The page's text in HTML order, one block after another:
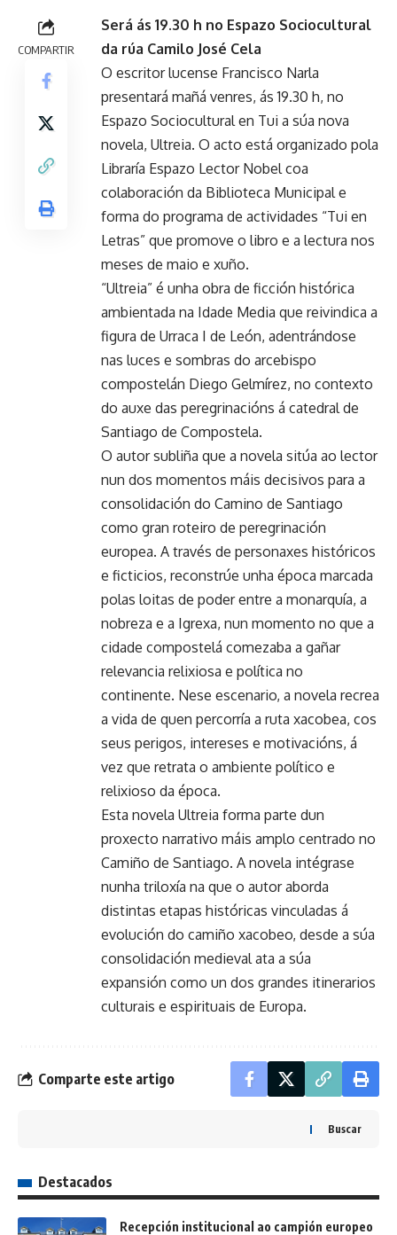
COMPARTIR
Será ás 19.30 h no Espazo Sociocultural
da rúa Camilo José Cela
O escritor lucense Francisco Narla
presentará mañá venres, ás 19.30 h, no
Espazo Sociocultural en Tui a súa nova
novela, Ultreia. O acto está organizado pola
Libraría Espazo Lector Nobel coa
colaboración da Biblioteca Municipal e
forma do programa de actividades “Tui en
Letras” que promove o libro e a lectura nos
meses de maio e xuño.
“Ultreia” é unha obra de ficción histórica
ambientada na Idade Media que reivindica a
figura de Urraca I de León, adentrándose
nas luces e sombras do arcebispo
compostelán Diego Gelmírez, no contexto
do auxe das peregrinacións á catedral de
Santiago de Compostela.
O autor subliña que a novela sitúa ao lector
nun dos momentos máis decisivos para a
consolidación do Camino de Santiago
como gran roteiro de peregrinación
europea. A través de personaxes históricos
e ficticios, reconstrúe unha época marcada
polas loitas de poder entre a monarquía, a
nobreza e a Igrexa, nun momento no que a
cidade compostelá comezaba a gañar
relevancia relixiosa e política no
continente. Nese escenario, a novela recrea
a vida de quen percorría a ruta xacobea, cos
seus perigos, intereses e motivacións, á
vez que retrata o ambiente político e
relixioso da época.
Esta novela Ultreia forma parte dun
proxecto narrativo máis amplo centrado no
Camiño de Santiago. A novela intégrase
nunha triloxía na que o autor aborda
distintas etapas históricas vinculadas á
evolución do camiño xacobeo, desde a súa
consolidación medieval ata a súa
expansión como un dos grandes itinerarios
culturais e espirituais de Europa.
Comparte este artigo
Buscar
Destacados
Recepción institucional ao campión europeo